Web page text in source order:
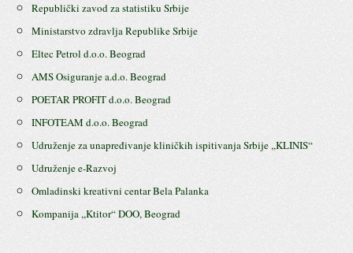
Republički zavod za statistiku Srbije
Ministarstvo zdravlja Republike Srbije
Eltec Petrol d.o.o. Beograd
AMS Osiguranje a.d.o. Beograd
POETAR PROFIT d.o.o. Beograd
INFOTEAM d.o.o. Beograd
Udruženje za unapređivanje kliničkih ispitivanja Srbije ,,KLINIS“
Udruženje e-Razvoj
Omladinski kreativni centar Bela Palanka
Kompanija ,,Ktitor“ DOO, Beograd